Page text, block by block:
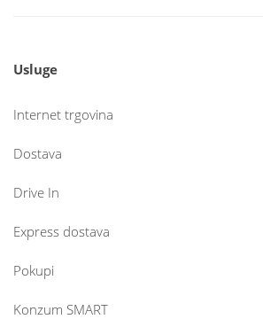
Usluge
Internet trgovina
Dostava
Drive In
Express dostava
Pokupi
Konzum SMART